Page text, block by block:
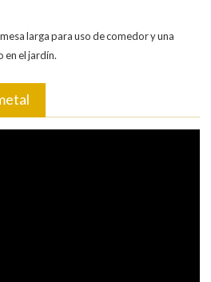
larga para uso de comedor y una
en el jardín.